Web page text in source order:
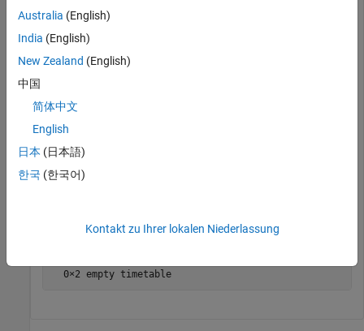
ans =
  1×2 timetable
Time              Topic
14-Dec-2021 16:29:09    "TopMW01"    "Hello World
flush(mqttClient)
peek(mqttClient)
  0×2 empty timetable
Australia (English)
India (English)
New Zealand (English)
中国
简体中文
English
日本 (日本語)
한국 (한국어)
Kontakt zu Ihrer lokalen Niederlassung